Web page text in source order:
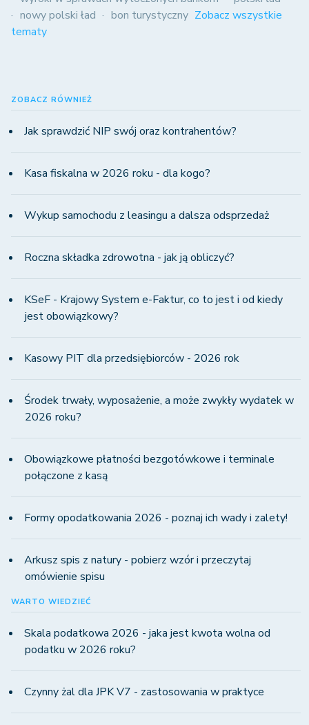
nowy polski ład
bon turystyczny Zobacz wszystkie
tematy
ZOBACZ RÓWNIEŻ
Jak sprawdzić NIP swój oraz kontrahentów?
Kasa fiskalna w 2026 roku - dla kogo?
Wykup samochodu z leasingu a dalsza odsprzedaż
Roczna składka zdrowotna - jak ją obliczyć?
KSeF - Krajowy System e-Faktur, co to jest i od kiedy
jest obowiązkowy?
Kasowy PIT dla przedsiębiorców - 2026 rok
Środek trwały, wyposażenie, a może zwykły wydatek w
2026 roku?
Obowiązkowe płatności bezgotówkowe i terminale
połączone z kasą
Formy opodatkowania 2026 - poznaj ich wady i zalety!
Arkusz spis z natury - pobierz wzór i przeczytaj
omówienie spisu
WARTO WIEDZIEĆ
Skala podatkowa 2026 - jaka jest kwota wolna od
podatku w 2026 roku?
Czynny żal dla JPK V7 - zastosowania w praktyce